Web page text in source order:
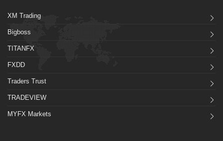
XM Trading
Bigboss
TITANFX
FXDD
Traders Trust
TRADEVIEW
MYFX Markets